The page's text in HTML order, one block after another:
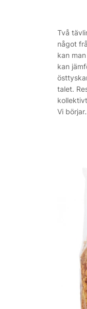
Två
något
kan
kan
talet.
Vi